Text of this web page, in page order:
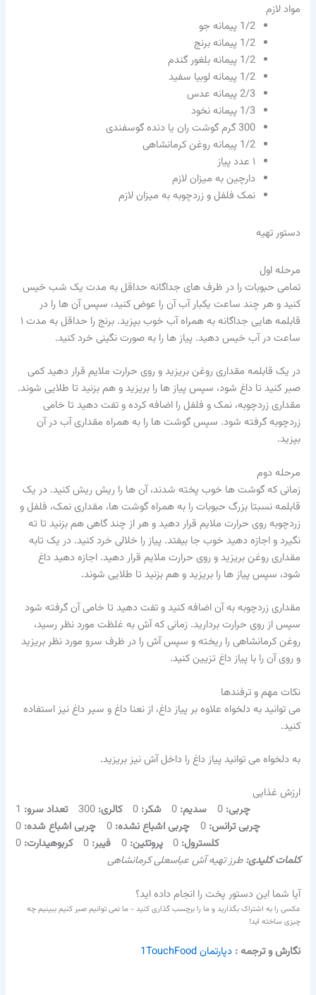
مواد لازم
1/2 پیمانه جو
1/2 پیمانه برنج
1/2 پیمانه بلغور گندم
1/2 پیمانه لوبیا سفید
2/3پیمانه عدس
1/3 پیمانه نخود
300 گرم گوشت ران یا دنده گوسفندی
1/2 پیمانه روغن کرمانشاهی
۱ عدد پیاز
دارچین به میزان لازم
نمک فلفل و زردچوبه به میزان لازم
دستور تهیه
مرحله اول
تمامی حبوبات را در ظرف های جداگانه حداقل به مدت یک شب خیس
کنید و هر چند ساعت یکبار آب آن را عوض کنید، سپس آن ها را در
قابلمه هایی جداگانه به همراه آب خوب بپزید. برنج را حداقل به مدت ۱
ساعت در آب خیس دهید. پیاز ها را به صورت نگینی خرد کنید.
در یک قابلمه مقداری روغن بریزید و روی حرارت ملایم قرار دهید کمی
صبر کنید تا داغ شود، سپس پیاز ها را بریزید و هم بزنید تا طلایی شوند.
مقداری زردچوبه، نمک و فلفل را اضافه کرده و تفت دهید تا خامی
زردچوبه گرفته شود. سپس گوشت ها را به همراه مقداری آب در آن
بپزید.
مرحله دوم
زمانی که گوشت ها خوب پخته شدند، آن ها را ریش ریش کنید. در یک
قابلمه نسبتا بزرگ حبوبات را به همراه گوشت ها، مقداری نمک، فلفل و
زردچوبه روی حرارت ملایم قرار دهید و هر از چند گاهی هم بزنید تا ته
نگیرد و اجازه دهید خوب جا بیفتد. پیاز را خلالی خرد کنید. در یک تابه
مقداری روغن بریزید و روی حرارت ملایم قرار دهید. اجازه دهید داغ
شود، سپس پیاز ها را بریزید و هم بزنید تا طلایی شوند.
مقداری زردچوبه به آن اضافه کنید و تفت دهید تا خامی آن گرفته شود
سپس از روی حرارت بردارید. زمانی که آش به غلظت مورد نظر رسید،
روغن کرمانشاهی را ریخته و سپس آش را در ظرف سرو مورد نظر بریزید
و روی آن را با پیاز داغ تزیین کنید.
نکات مهم و ترفندها
می توانید به دلخواه علاوه بر پیاز داغ، از نعنا داغ و سیر داغ نیز استفاده
کنید.
به دلخواه می توانید پیاز داغ را داخل آش نیز بریزید.
ارزش غذایی
تعداد سرو: 1 کالری: 300 شکر: 0 سدیم: 0 چربی: 0
چربی اشباع شده: 0 چربی اشباع نشده: 0 چربی ترانس: 0
کربوهیدارت: 0 فیبر: 0 پروتئین: 0 کلسترول: 0
کلمات کلیدی:طرز تهیه آش عباسعلی کرمانشاهی
آیا شما این دستور پخت را انجام داده اید؟
عکسی را به اشتراک بگذارید و ما را برچسب گذاری کنید - ما نمی توانیم صبر کنیم ببینیم چه
چیزی ساخته اید!
نگارش و ترجمه:دپارتمان 1TouchFood